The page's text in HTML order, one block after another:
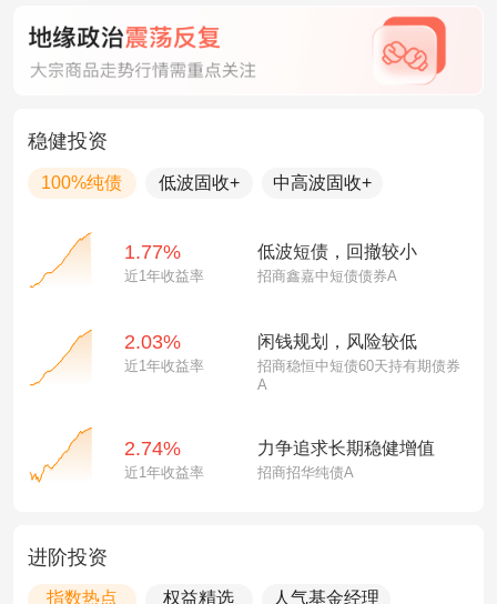
稳健投资
100%纯债 低波固收+ 中高波固收+
1.77%
近1年收益率
低波短债，回撤较小
招商鑫嘉中短债债券A
2.03%
近1年收益率
闲钱规划，风险较低
招商稳恒中短债60天持有期债券
A
2.74%
近1年收益率
力争追求长期稳健增值
招商招华纯债A
进阶投资
指数热点 权益精选 人气基金经理